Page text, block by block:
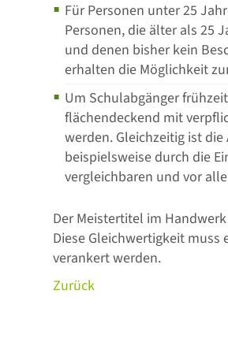
Für Personen unter 25
Personen, die älter als 25
und denen bisher kein
erhalten die Möglichkeit
Um Schulabgänger
flächendeckend mit
werden. Gleichzeitig ist
beispielsweise durch die
vergleichbaren und vor
Der Meistertitel im
Diese Gleichwertigkeit
verankert werden.
Zurück